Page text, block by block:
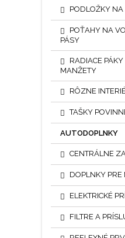
PODLOŽKY
POŤAHY NA
PÁSY
RADIACE
MANŽETY
RÔZNE
TAŠKY
AUTODOPLNKY
CENTRÁLNE
DOPLNKY
ELEKTRICKÉ
FILTRE A